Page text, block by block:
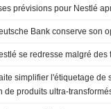
prévisions pour Nestlé
: Deutsche Bank conserve
: Nestlé se redresse
simplifier l'étiquetage
de produits ultra-